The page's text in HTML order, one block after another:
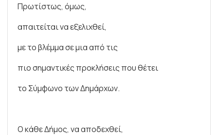
Πρωτίστως, όμως,
απαιτείται να εξελιχθεί,
με το βλέμμα σε μια από τις
πιο σημαντικές προκλήσεις που θέτει
το Σύμφωνο των Δημάρχων.
Ο κάθε Δήμος, να αποδεχθεί,